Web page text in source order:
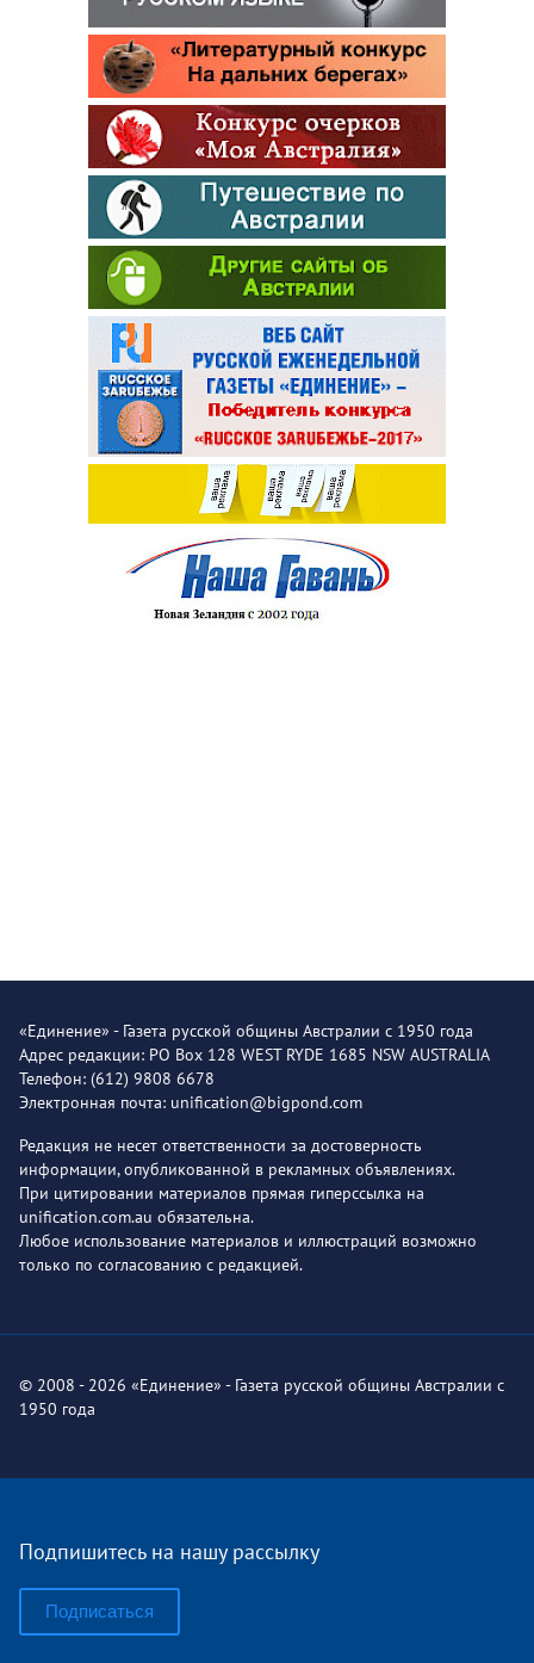
«Единение» - Газета русской общины Австралии с 1950 года
Адрес редакции: PO Box 128 WEST RYDE 1685 NSW AUSTRALIA
Телефон: (612) 9808 6678
Электронная почта: unification@bigpond.com
Редакция не несет ответственности за достоверность
информации, опубликованной в рекламных объявлениях.
При цитировании материалов прямая гиперссылка на
unification.com.au обязательна.
Любое использование материалов и иллюстраций возможно
только по согласованию с редакцией.
© 2008 - 2026 «Единение» - Газета русской общины Австралии с
1950 года
Подпишитесь на нашу рассылку
Подписаться